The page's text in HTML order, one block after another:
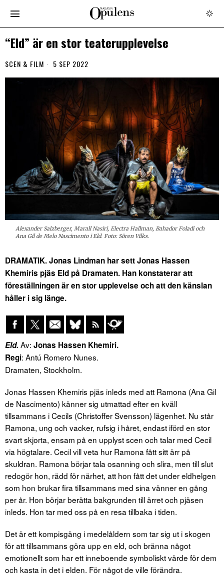
“Eld” är en stor teaterupplevelse
SCEN & FILM 5 SEP 2022
Alexander Salzberger, Marall Nasiri, Electra Hallman, Bahador Foladi och
Ana Gil de Melo Nascimento i Eld. Foto: Sören Vilks.
DRAMATIK. Jonas Lindman har sett Jonas Hassen
Khemiris pjäs Eld på Dramaten. Han konstaterar att
föreställningen är en stor upplevelse och att den känslan
håller i sig länge.
Eld. Av: Jonas Hassen Khemiri.
Regi: Antú Romero Nunes.
Dramaten, Stockholm.
Jonas Hassen Khemiris pjäs inleds med att Ramona (Ana Gil
de Nascimento) känner sig utmattad efter en kväll
tillsammans i Cecils (Christoffer Svensson) lägenhet. Nu står
Ramona, ung och vacker, rufsig i håret, endast iförd en stor
svart skjorta, ensam på en upplyst scen och talar med Cecil
via högtalare. Cecil vill veta hur Ramona fått sitt ärr på
skuldran. Ramona börjar tala osanning och slira, men till slut
redogör hon, rädd för närhet, att hon fått det under eldhelgen
som hon brukar fira tillsammans med sina vänner en gång
per år. Hon börjar berätta bakgrunden till ärret och pjäsen
inleds. Hon tar med oss på en resa tillbaka i tiden.
Det är ett kompisgäng i medelåldern som tar sig ut i skogen
för att tillsammans göra upp en eld, och bränna något
emotionellt som har ett inneboende symboliskt värde för dem
och kasta in det i elden. För något de ville förändra.